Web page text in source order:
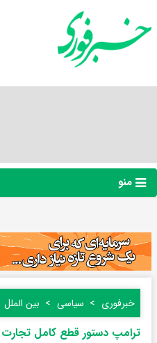
منو
خبرفوری سیاسی بین الملل
ترامپ دستور قطع کامل تجارت